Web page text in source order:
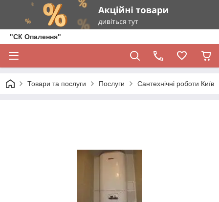
"СК Опалення"
Товари та послуги Послуги Сантехнічні роботи Київ